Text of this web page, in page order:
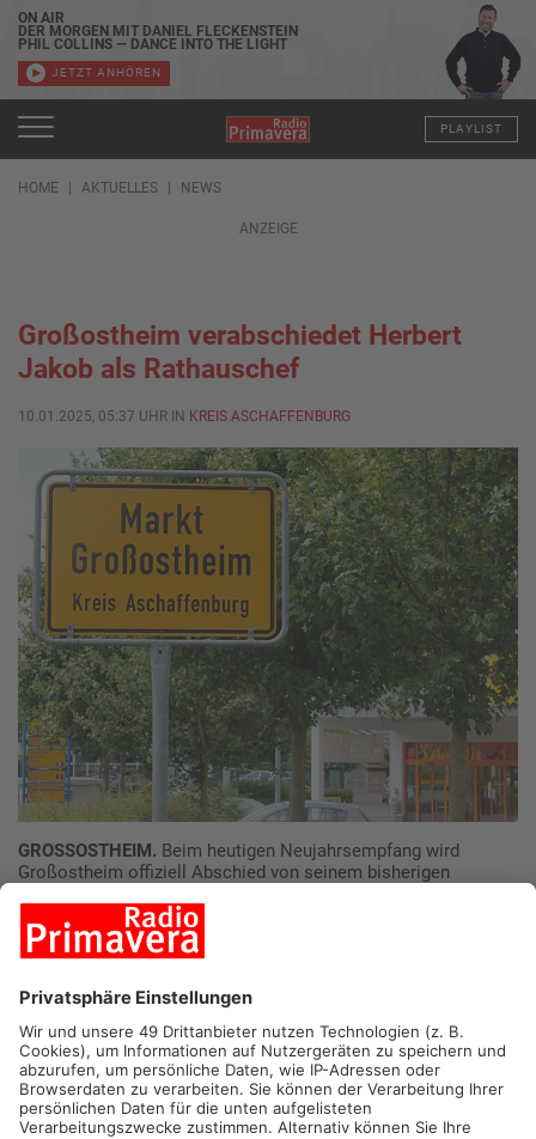
ON AIR
DER MORGEN MIT DANIEL FLECKENSTEIN
PHIL COLLINS — DANCE INTO THE LIGHT
JETZT ANHÖREN
PLAYLIST
HOME AKTUELLES NEWS
ANZEIGE
Großostheim verabschiedet Herbert
Jakob als Rathauschef
10.01.2025, 05:37 UHR IN KREIS ASCHAFFENBURG
GROSSOSTHEIM. Beim heutigen Neujahrsempfang wird
Großostheim offiziell Abschied von seinem bisherigen
Amt seit 2019 inne, konnte es jedoch aufgrund
gesundheitlicher Gründe seit Mitte 2023 nicht mehr ausüben.
Herbert Jakob wurde im Juni 2023 dienstunfähig. Nach einer
amtsärztlichen Untersuchung entschied der Gemeinderat am
1. Oktober 2024, ihn offiziell von seinem Amt zu entbinden.
Seitdem übernahm der zweite Bürgermeister des Marktes,
Roland Schuler, kommissarisch die Aufgaben des
Marktoberhauptes.